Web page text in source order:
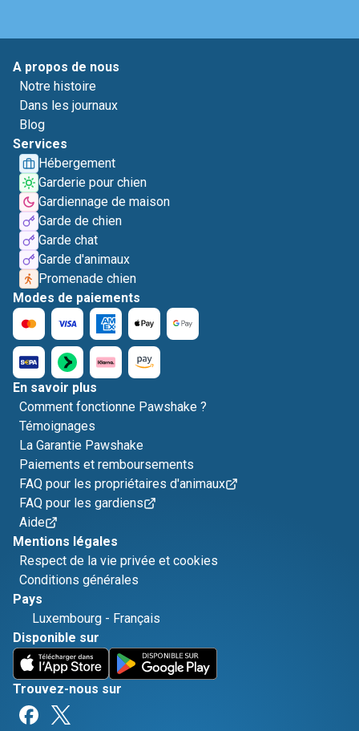
A propos de nous
Notre histoire
Dans les journaux
Blog
Services
Hébergement
Garderie pour chien
Gardiennage de maison
Garde de chien
Garde chat
Garde d'animaux
Promenade chien
Modes de paiements
En savoir plus
Comment fonctionne Pawshake ?
Témoignages
La Garantie Pawshake
Paiements et remboursements
FAQ pour les propriétaires d'animaux
FAQ pour les gardiens
Aide
Mentions légales
Respect de la vie privée et cookies
Conditions générales
Pays
Luxembourg - Français
Disponible sur
Trouvez-nous sur